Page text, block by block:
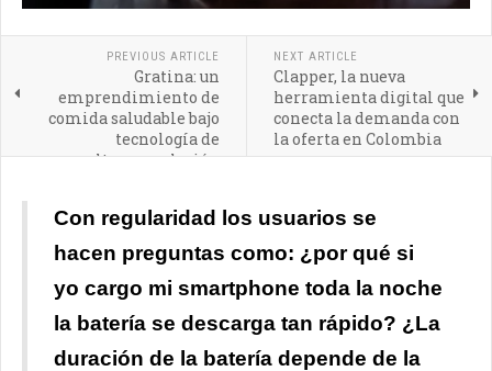
PREVIOUS ARTICLE
Gratina: un
emprendimiento de
comida saludable bajo
tecnología de
ultracongelación
NEXT ARTICLE
Clapper, la nueva
herramienta digital que
conecta la demanda con
la oferta en Colombia
Con regularidad los usuarios se
hacen preguntas como: ¿por qué si
yo cargo mi smartphone toda la noche
la batería se descarga tan rápido? ¿La
duración de la batería depende de la